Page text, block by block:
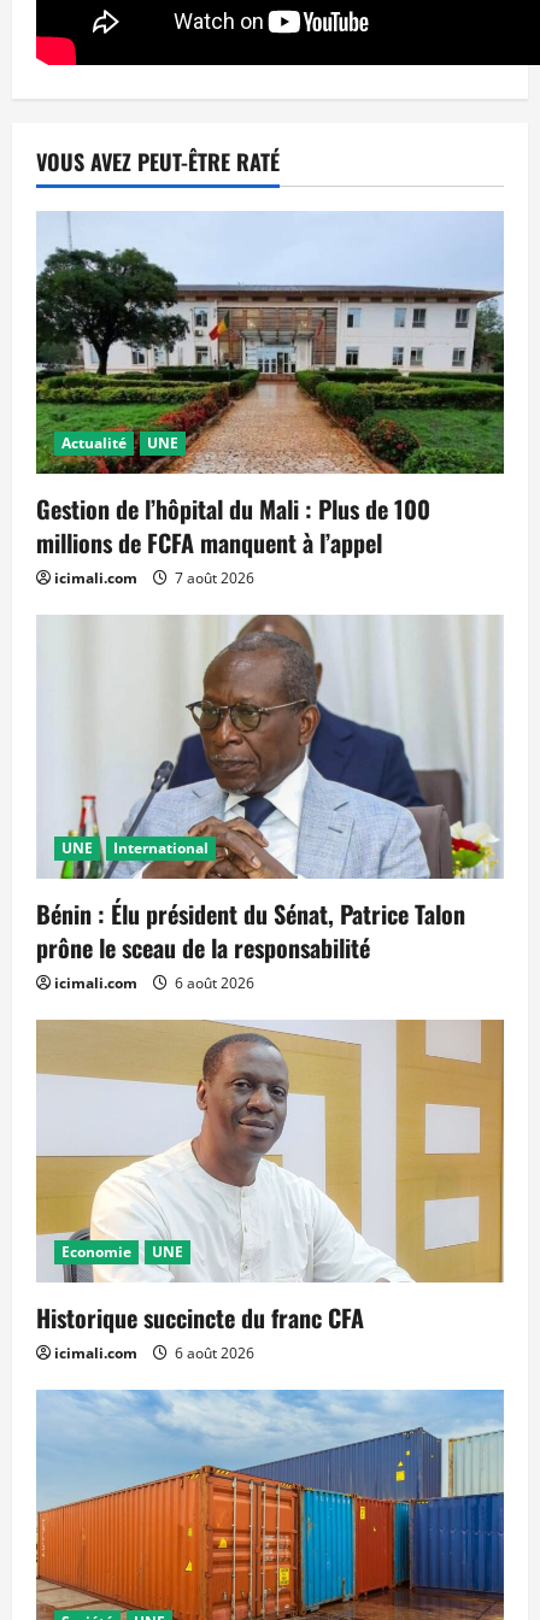
VOUS AVEZ PEUT-ÊTRE RATÉ
Actualité UNE
Gestion de l’hôpital du Mali : Plus de 100
millions de FCFA manquent à l’appel
icimali.com 7 août 2026
UNE International
Bénin : Élu président du Sénat, Patrice Talon
prône le sceau de la responsabilité
icimali.com 6 août 2026
Economie UNE
Historique succincte du franc CFA
icimali.com 6 août 2026